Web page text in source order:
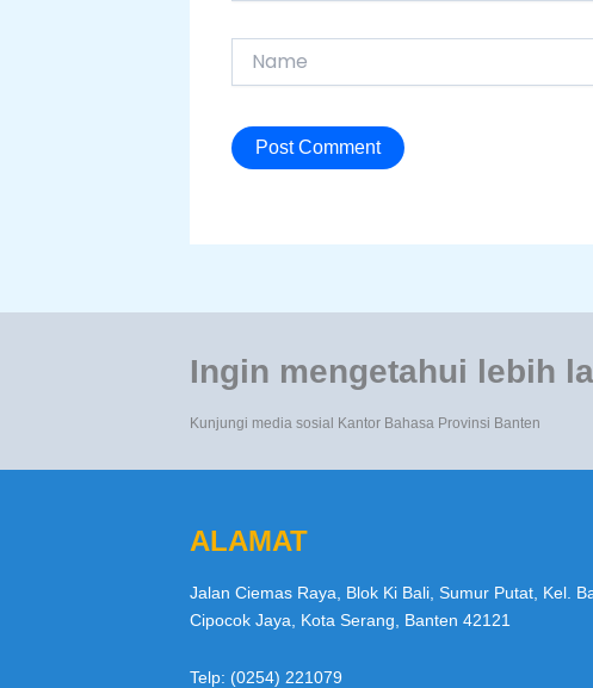
Ingin mengetahui lebih
Kunjungi media sosial Kantor Bahasa Provinsi Banten
ALAMAT
Jalan Ciemas Raya, Blok Ki Bali, Sumur Putat, Kel.
Cipocok Jaya, Kota Serang, Banten 42121
Telp: (0254) 221079